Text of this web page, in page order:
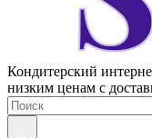
Кондитерский
низким ценам с